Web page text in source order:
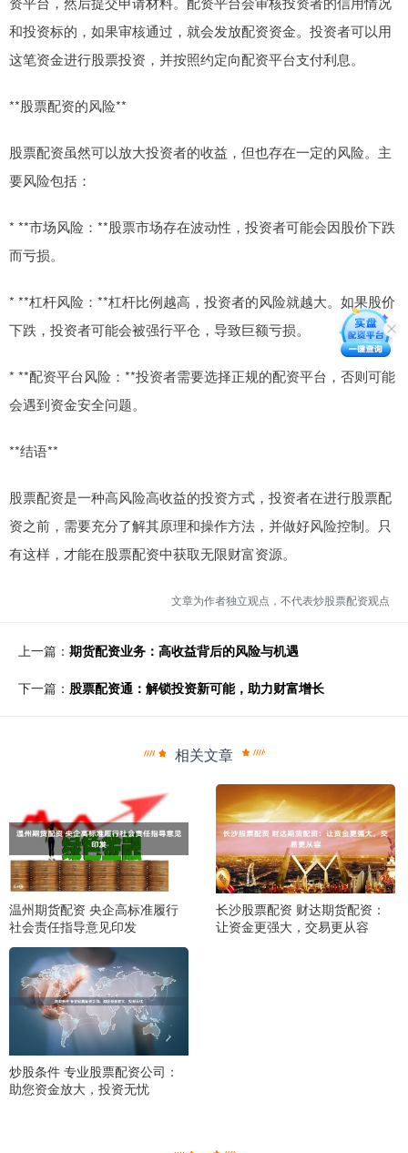
和投资标的，如果审核通过，就会发放配资资金。投资者可以用
这笔资金进行股票投资，并按照约定向配资平台支付利息。
**股票配资的风险**
股票配资虽然可以放大投资者的收益，但也存在一定的风险。主
要风险包括：
* **市场风险：**股票市场存在波动性，投资者可能会因股价下跌
而亏损。
* **杠杆风险：**杠杆比例越高，投资者的风险就越大。如果股价
下跌，投资者可能会被强行平仓，导致巨额亏损。
* **配资平台风险：**投资者需要选择正规的配资平台，否则可能
会遇到资金安全问题。
**结语**
股票配资是一种高风险高收益的投资方式，投资者在进行股票配
资之前，需要充分了解其原理和操作方法，并做好风险控制。只
有这样，才能在股票配资中获取无限财富资源。
文章为作者独立观点，不代表炒股票配资观点
上一篇： 期货配资业务：高收益背后的风险与机遇
下一篇： 股票配资通：解锁投资新可能，助力财富增长
相关文章
温州期货配资 央企高标准履行
社会责任指导意见印发
长沙股票配资 财达期货配资：
让资金更强大，交易更从容
炒股条件 专业股票配资公司：
助您资金放大，投资无忧